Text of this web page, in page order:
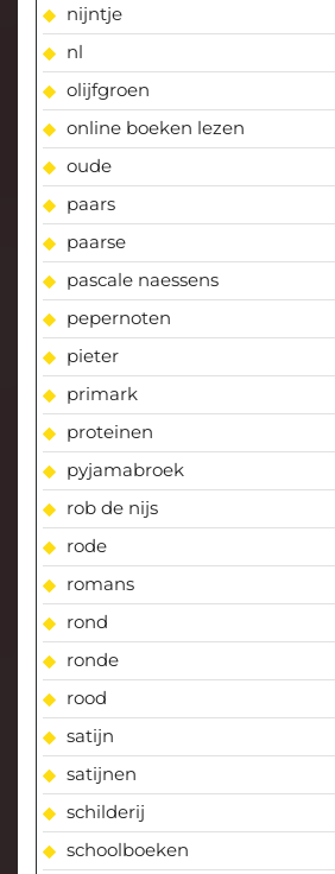
nijntje
nl
olijfgroen
online boeken lezen
oude
paars
paarse
pascale naessens
pepernoten
pieter
primark
proteinen
pyjamabroek
rob de nijs
rode
romans
rond
ronde
rood
satijn
satijnen
schilderij
schoolboeken